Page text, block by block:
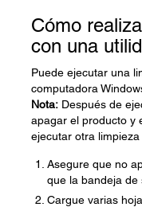
Cómo
con una
Puede ejecutar una
computadora
Nota: Después de
apagar el producto y
ejecutar otra limpieza
Asegure que no
que la bandeja de
Cargue varias